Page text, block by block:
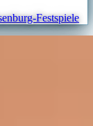
Festspiele